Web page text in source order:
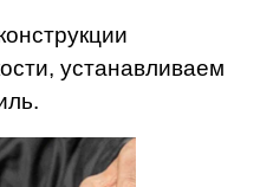
устанавливаем